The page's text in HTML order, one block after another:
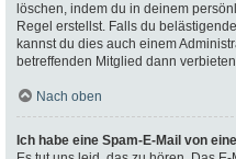
löschen, indem du in deinem
Regel erstellst. Falls du
kannst du dies auch einem
betreffenden Mitglied dann
Nach oben
Ich habe eine Spam-E-Mail von